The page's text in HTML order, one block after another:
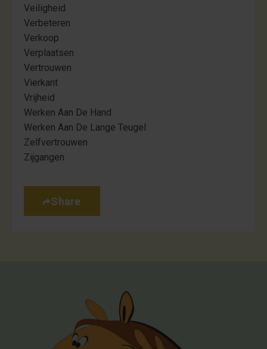
Veiligheid
Verbeteren
Verkoop
Verplaatsen
Vertrouwen
Vierkant
Vrijheid
Werken Aan De Hand
Werken Aan De Lange Teugel
Zelfvertrouwen
Zijgangen
Share